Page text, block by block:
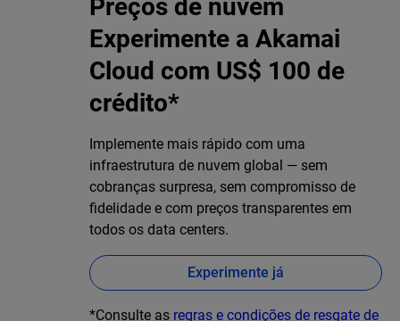
Preços de nuvem
Experimente a Akamai
Cloud com US$ 100 de
crédito*
Implemente mais rápido com uma
infraestrutura de nuvem global — sem
cobranças surpresa, sem compromisso de
fidelidade e com preços transparentes em
todos os data centers.
Experimente já
*Consulte as regras e condições de resgate de